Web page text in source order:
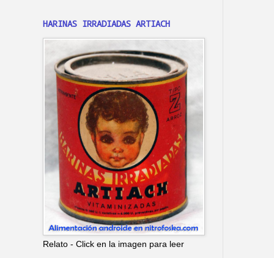
HARINAS IRRADIADAS ARTIACH
Relato - Click en la imagen para leer